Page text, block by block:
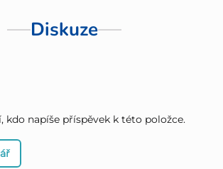
Diskuze
kdo napíše příspěvek k této položce.